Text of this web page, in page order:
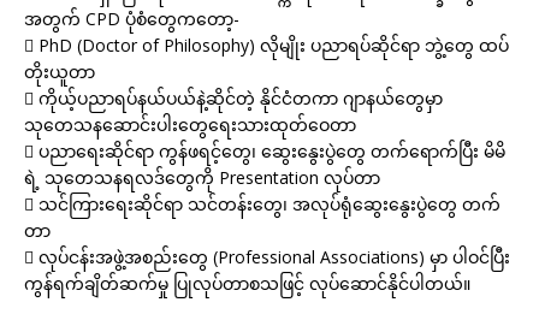
အတွက် CPD ပုံစံတွေကတော့-
 PhD (Doctor of Philosophy) လိုမျိုး ပညာရပ်ဆိုင်ရာ ဘွဲ့တွေ ထပ်
တိုးယူတာ
 ကိုယ့်ပညာရပ်နယ်ပယ်နဲ့ဆိုင်တဲ့ နိုင်ငံတကာ ဂျာနယ်တွေမှာ
သုတေသနဆောင်းပါးတွေရေးသားထုတ်ဝေတာ
 ပညာရေးဆိုင်ရာ ကွန်ဖရင့်တွေ၊ ဆွေးနွေးပွဲတွေ တက်ရောက်ပြီး မိမိ
ရဲ့ သုတေသနရလဒ်တွေကို Presentation လုပ်တာ
 သင်ကြားရေးဆိုင်ရာ သင်တန်းတွေ၊ အလုပ်ရုံဆွေးနွေးပွဲတွေ တက်
တာ
 လုပ်ငန်းအဖွဲ့အစည်းတွေ (Professional Associations) မှာ ပါဝင်ပြီး
ကွန်ရက်ချိတ်ဆက်မှု ပြုလုပ်တာစသဖြင့် လုပ်ဆောင်နိုင်ပါတယ်။